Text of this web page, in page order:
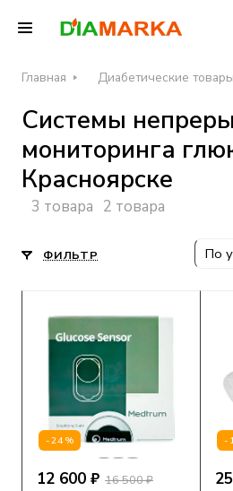
Главная Диабетические
Системы
мониторинга
Красноярске
3 товара 2 товара
ФИЛЬТР
-24%
12 600 ₽ 16 500 ₽
-